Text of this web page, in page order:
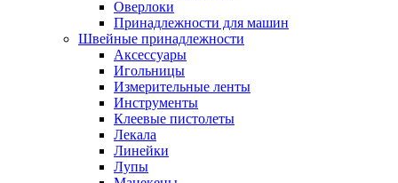
Оверлоки
Принадлежности для машин
Швейные принадлежности
Аксессуары
Игольницы
Измерительные ленты
Инструменты
Клеевые пистолеты
Лекала
Линейки
Лупы